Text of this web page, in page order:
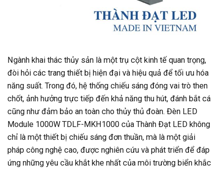
Ngành khai thác thủy sản là một trụ cột kinh tế quan trọng,
đòi hỏi các trang thiết bị hiện đại và hiệu quả để tối ưu hóa
năng suất. Trong đó, hệ thống chiếu sáng đóng vai trò then
chốt, ảnh hưởng trực tiếp đến khả năng thu hút, đánh bắt cá
cũng như đảm bảo an toàn cho thủy thủ đoàn. Đèn LED
Module 1000W TDLF-MKH1000 của Thành Đạt LED không
chỉ là một thiết bị chiếu sáng đơn thuần, mà là một giải
pháp công nghệ cao, được nghiên cứu và phát triển để đáp
ứng những yêu cầu khắt khe nhất của môi trường biển khắc